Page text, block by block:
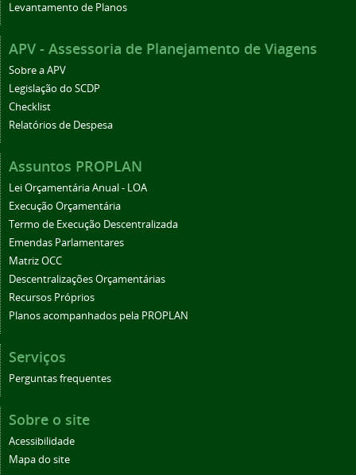
Levantamento de Planos
APV - Assessoria de Planejamento de Viagens
Sobre a APV
Legislação do SCDP
Checklist
Relatórios de Despesa
Assuntos PROPLAN
Lei Orçamentária Anual - LOA
Execução Orçamentária
Termo de Execução Descentralizada
Emendas Parlamentares
Matriz OCC
Descentralizações Orçamentárias
Recursos Próprios
Planos acompanhados pela PROPLAN
Serviços
Perguntas frequentes
Sobre o site
Acessibilidade
Mapa do site